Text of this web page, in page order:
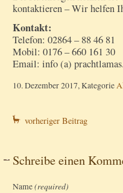
kontaktieren – Wir helfen
Kontakt:
Telefon: 02864 – 88 46 81
Mobil: 0176 – 660 161 30
Email: info (a)
10. Dezember 2017, Kategorie
vorheriger Beitrag
Schreibe einen
Name(required)